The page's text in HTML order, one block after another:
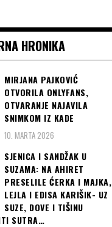
HRONIKA
MIRJANA PAJKOVIĆ
OTVORILA ONLYFANS,
OTVARANJE NAJAVILA
SNIMKOM IZ KADE
10. MARTA 2026
SJENICA I SANDŽAK U
SUZAMA: NA AHIRET
PRESELILE ĆERKA I MAJKA,
LEJLA I EDISA KARIŠIK- UZ
SUZE, DOVE I TIŠINU
SUTRA…